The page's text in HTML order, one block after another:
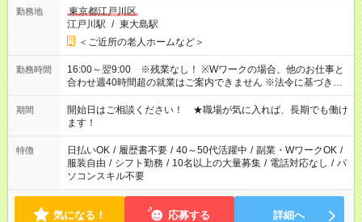
勤務地
東京都江戸川区
江戸川駅 / 東大島駅
＜ご近所の老人ホームなど＞
勤務時間
16:00～翌9:00 ※残業なし！ ※Wワークの場合、他のお仕事と
合わせ週40時間超の就業はご案内できません ※法令に基づき、
週20時間以上勤務は社会保険への加入対象となります ※労働者
派遣法（日雇い派遣の原則禁止）により、短時間・短期間の就
業はご案内が難しい場合があります
期間
開始日はご相談ください！ ★職場が気に入れば、長期でも働け
ます！
特徴 日払いOK / 履歴書不要 / 40～50代活躍中 / 副業・WワークOK /
服装自由 / シフト勤務 / 10名以上の大量募集 / 電話対応なし / パ
ソコンスキル不要
気になる！ 応募する 詳細へ